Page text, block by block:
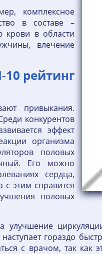
комплексное
в составе –
крови в области
влечение
рейтинг
привыкания.
конкурентов
эффект
организма
половых
Его можно
сердца,
с этим справится
половых
гораздо
с врачом, так как